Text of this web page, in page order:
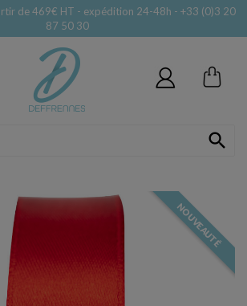
de 469€ HT - expédition 24-48h - +33 (0)3 20
87 50 30

NOUVEAUTÉ